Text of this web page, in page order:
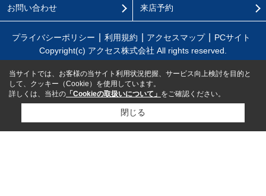
お問い合わせ 来店予約
プライバシーポリシー 利用規約 アクセスマップ
PCサイト
Copyright(c) アクセス株式会社 All rights reserved.
当サイトでは、お客様の当サイト利用状況把握、サービス向上検討を目的と
して、クッキー（Cookie）を使用しています。
詳しくは、当社の 「Cookieの取扱いについて」 をご確認ください。
閉じる